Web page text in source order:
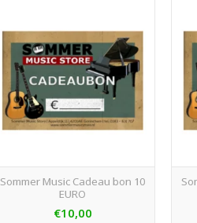
Sommer Music Cadeau bon 10
EURO
€10,00